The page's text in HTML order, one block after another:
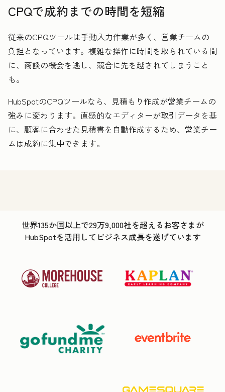
CPQで成約までの時間を短縮
従来のCPQツールは手動入力作業が多く、営業チームの
負担となっています。複雑な操作に時間を取られている間
に、商談の機会を逃し、競合に先を越されてしまうこと
も。
HubSpotのCPQツールなら、見積もり作成が営業チームの
強みに変わります。直感的なエディターが取引データを基
に、顧客に合わせた見積書を自動作成するため、営業チー
ムは成約に集中できます。
世界135か国以上で29万9,000社を超えるお客さまが
HubSpotを活用してビジネス成長を遂げています